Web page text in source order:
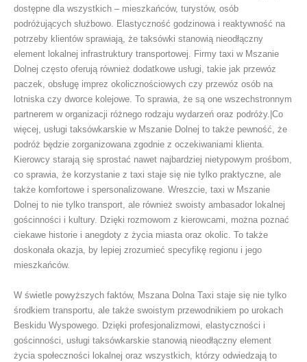
dostępne dla wszystkich – mieszkańców, turystów, osób
podróżujących służbowo. Elastyczność godzinowa i reaktywność na
potrzeby klientów sprawiają, że taksówki stanowią nieodłączny
element lokalnej infrastruktury transportowej. Firmy taxi w Mszanie
Dolnej często oferują również dodatkowe usługi, takie jak przewóz
paczek, obsługę imprez okolicznościowych czy przewóz osób na
lotniska czy dworce kolejowe. To sprawia, że są one wszechstronnym
partnerem w organizacji różnego rodzaju wydarzeń oraz podróży.|Co
więcej, usługi taksówkarskie w Mszanie Dolnej to także pewność, że
podróż będzie zorganizowana zgodnie z oczekiwaniami klienta.
Kierowcy starają się sprostać nawet najbardziej nietypowym prośbom,
co sprawia, że korzystanie z taxi staje się nie tylko praktyczne, ale
także komfortowe i spersonalizowane. Wreszcie, taxi w Mszanie
Dolnej to nie tylko transport, ale również swoisty ambasador lokalnej
gościnności i kultury. Dzięki rozmowom z kierowcami, można poznać
ciekawe historie i anegdoty z życia miasta oraz okolic. To także
doskonała okazja, by lepiej zrozumieć specyfikę regionu i jego
mieszkańców.
W świetle powyższych faktów, Mszana Dolna Taxi staje się nie tylko
środkiem transportu, ale także swoistym przewodnikiem po urokach
Beskidu Wyspowego. Dzięki profesjonalizmowi, elastyczności i
gościnności, usługi taksówkarskie stanowią nieodłączny element
życia społeczności lokalnej oraz wszystkich, którzy odwiedzają to